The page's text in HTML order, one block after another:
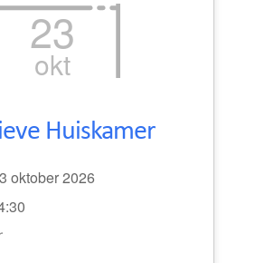
23
okt
Huiskamer
oktober 2026